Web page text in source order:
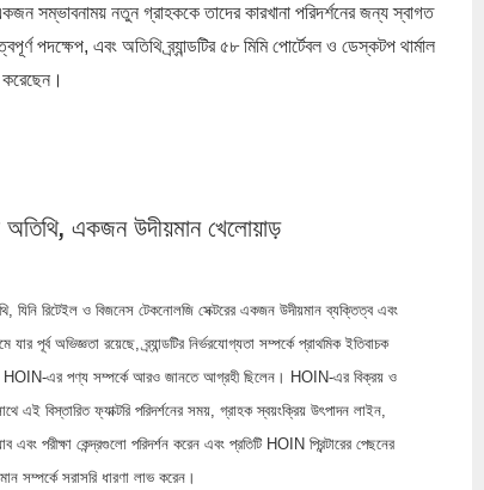
সম্ভাবনাময় নতুন গ্রাহককে তাদের কারখানা পরিদর্শনের জন্য স্বাগত
পদক্ষেপ, এবং অতিথি ব্র্যান্ডটির ৫৮ মিমি পোর্টেবল ও ডেস্কটপ থার্মাল
করেছেন।
অতিথি, একজন উদীয়মান খেলোয়াড়
যিনি রিটেইল ও বিজনেস টেকনোলজি সেক্টরের একজন উদীয়মান ব্যক্তিত্ব এবং
যার পূর্ব অভিজ্ঞতা রয়েছে, ব্র্যান্ডটির নির্ভরযোগ্যতা সম্পর্কে প্রাথমিক ইতিবাচক
HOIN-এর পণ্য সম্পর্কে আরও জানতে আগ্রহী ছিলেন। HOIN-এর বিক্রয় ও
এই বিস্তারিত ফ্যাক্টরি পরিদর্শনের সময়, গ্রাহক স্বয়ংক্রিয় উৎপাদন লাইন,
এবং পরীক্ষা কেন্দ্রগুলো পরিদর্শন করেন এবং প্রতিটি HOIN প্রিন্টারের পেছনের
সম্পর্কে সরাসরি ধারণা লাভ করেন।